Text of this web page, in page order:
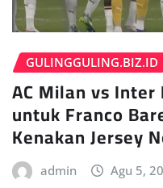
GULINGGULING.BIZ.ID
AC Milan vs
untuk Franco
Kenakan Jersey
admin Agu 5,